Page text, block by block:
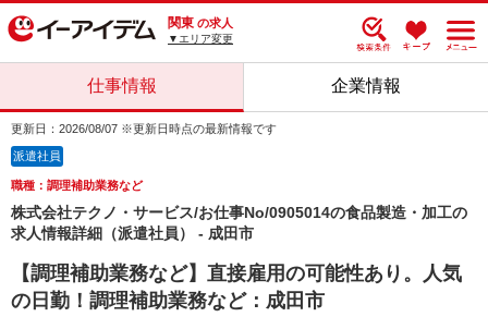
関東 の求人
▼エリア変更
仕事情報 企業情報
更新日：2026/08/07 ※更新日時点の最新情報です
派遣社員
職種：調理補助業務など
株式会社テクノ・サービス/お仕事No/0905014の食品製造・加工の
求人情報詳細（派遣社員） - 成田市
【調理補助業務など】直接雇用の可能性あり。人気
の日勤！調理補助業務など：成田市